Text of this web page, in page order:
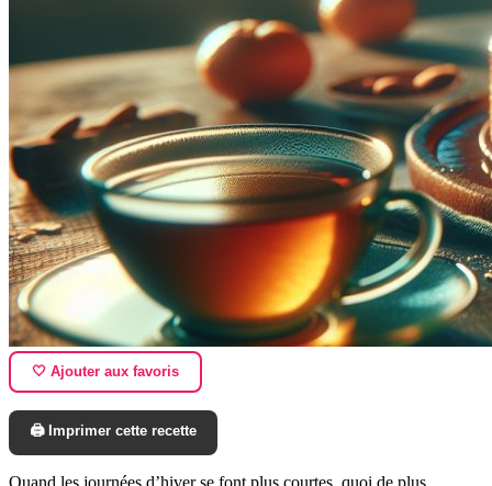
🤍 Ajouter aux favoris
🖨️ Imprimer cette recette
Quand les journées d’hiver se font plus courtes, quoi de plus